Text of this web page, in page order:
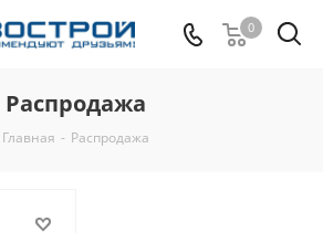
0
Распродажа
Главная - Распродажа